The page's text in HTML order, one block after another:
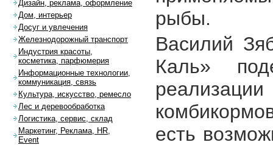
рыбы.
Василий
Каль»
есть
Дизайн, реклама, оформление
Дом, интерьер
Досуг и увлечения
Железнодорожный транспорт
Индустрия красоты,
косметика, парфюмерия
Информационные технологии,
коммуникация, связь
Культура, искусство, ремесло
Лес и деревообработка
Логистика, сервис, склад
Маркетинг, Реклама, HR,
Event